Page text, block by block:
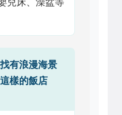
兒床、澡盆等
有浪漫海景
樣的飯店